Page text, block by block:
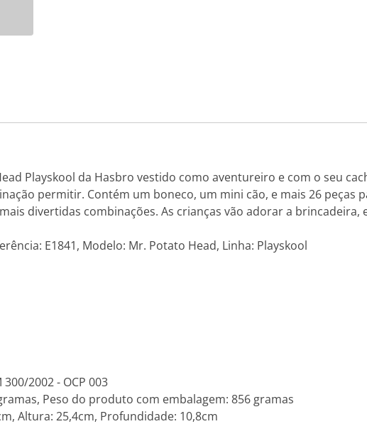
Playskool da Hasbro vestido como aventureiro e com o seu
permitir. Contém um boneco, um mini cão, e mais 26 peças
divertidas combinações. As crianças vão adorar a brincadeira,
E1841, Modelo: Mr. Potato Head, Linha: Playskool
300/2002 - OCP 003
Peso do produto com embalagem: 856 gramas
Altura: 25,4cm, Profundidade: 10,8cm